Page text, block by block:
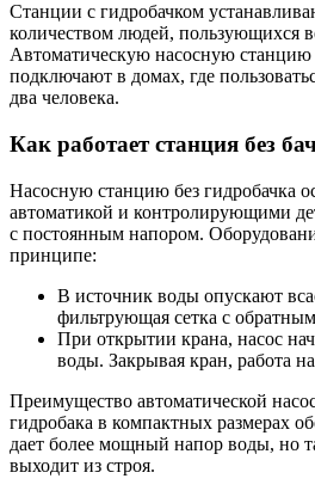
Станции с гидробачком
количеством людей, пользующихся
Автоматическую насосную станцию
подключают в домах, где
два человека.
Как работает станция без
Насосную станцию без гидробачка
автоматикой и контролирующими
с постоянным напором.
принципе:
В источник воды опускают
фильтрующая сетка с
При открытии крана, насос
воды. Закрывая кран, работа
Преимущество автоматической
гидробака в компактных размерах
дает более мощный напор воды, но
выходит из строя.